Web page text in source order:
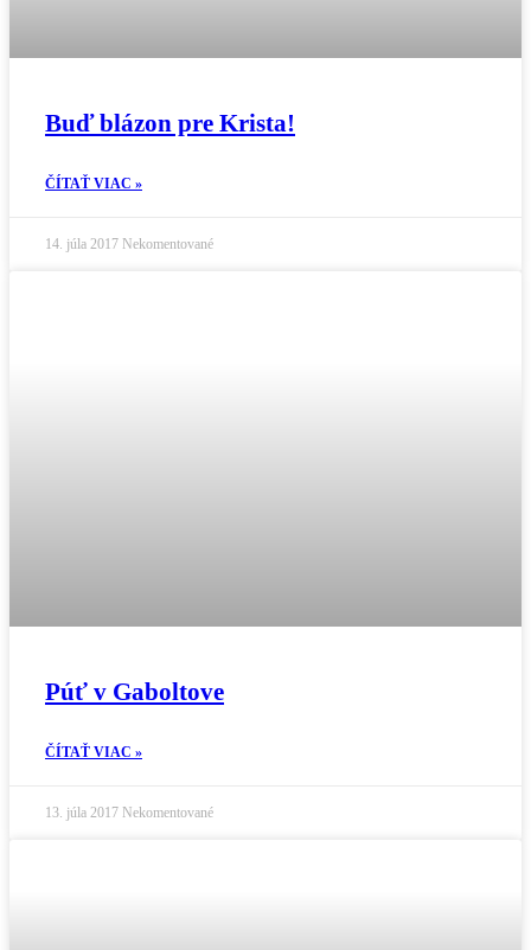
Buď blázon pre Krista!
ČÍTAŤ VIAC »
14. júla 2017 Nekomentované
Púť v Gaboltove
ČÍTAŤ VIAC »
13. júla 2017 Nekomentované